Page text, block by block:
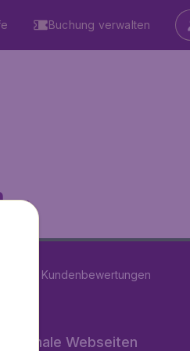
Buchung verwalten
...
Kundenbewertungen
Webseiten